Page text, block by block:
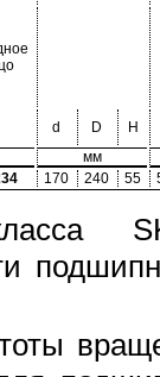
d D
H
мм
170 240 55